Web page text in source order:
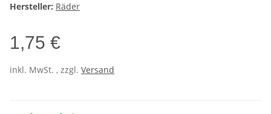
Hersteller: Räder
1,75 €
inkl. MwSt. , zzgl. Versand